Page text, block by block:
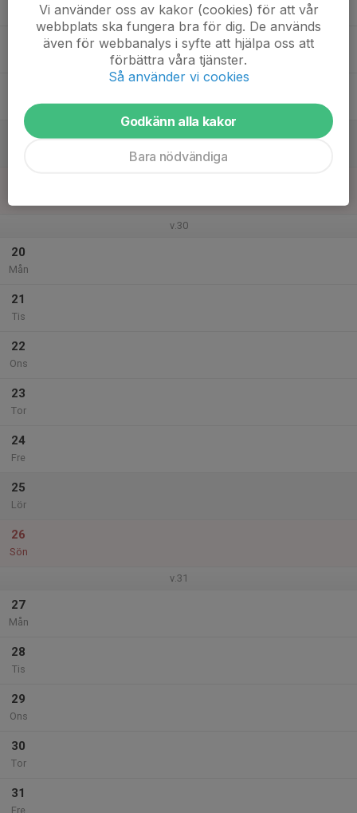
v.30
20
Mån
21
Tis
22
Ons
23
Tor
24
Fre
25
Lör
26
Sön
v.31
27
Mån
28
Tis
29
Ons
30
Tor
31
Fre
Vi använder oss av kakor (cookies) för att vår
webbplats ska fungera bra för dig. De används
även för webbanalys i syfte att hjälpa oss att
förbättra våra tjänster.
Så använder vi cookies
Godkänn alla kakor
Bara nödvändiga